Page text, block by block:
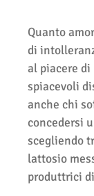
Quanto
di
al piacere di
spiacevoli
anche chi
concedersi
scegliendo
lattosio
produttrici